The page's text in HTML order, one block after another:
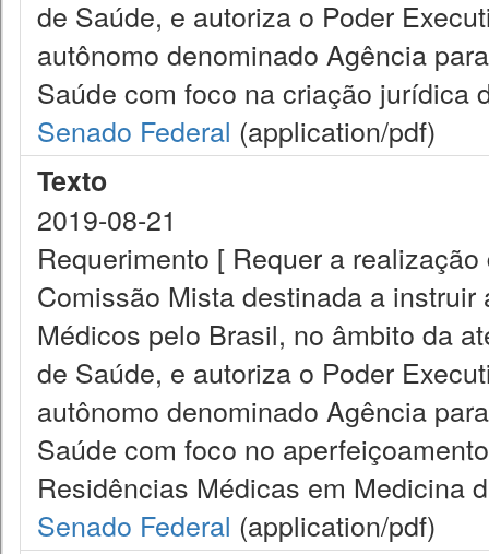
de Saúde, e autoriza o Poder
autônomo denominado Agência
Saúde com foco na criação jurídica
Senado Federal (application/pdf)
Texto
2019-08-21
Requerimento [ Requer a
Comissão Mista destinada a
Médicos pelo Brasil, no âmbito da
de Saúde, e autoriza o Poder
autônomo denominado Agência
Saúde com foco no
Residências Médicas em Medicina
Senado Federal (application/pdf)